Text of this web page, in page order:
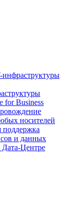
for Business
носителей
поддержка
и данных
Дата-Центре